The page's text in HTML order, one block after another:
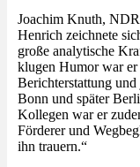
Joachim Knuth,
Henrich zeichnete
große analytische
klugen Humor war
Berichterstattung und
Bonn und später
Kollegen war er
Förderer und
ihn trauern.“